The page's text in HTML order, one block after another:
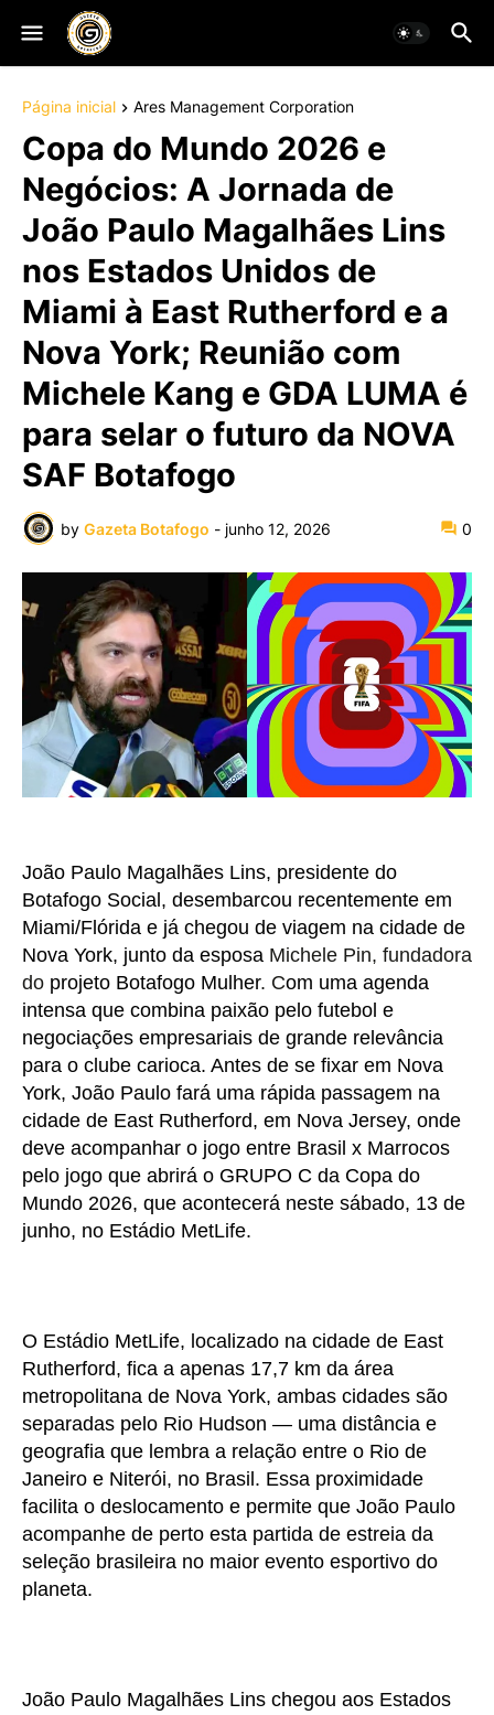
Página inicial Ares Management Corporation
Copa do Mundo 2026 e
Negócios: A Jornada de
João Paulo Magalhães Lins
nos Estados Unidos de
Miami à East Rutherford e a
Nova York; Reunião com
Michele Kang e GDA LUMA é
para selar o futuro da NOVA
SAF Botafogo
by Gazeta Botafogo - junho 12, 2026 0
João Paulo Magalhães Lins, presidente do
Botafogo Social, desembarcou recentemente em
Miami/Flórida e já chegou de viagem na cidade de
Nova York, junto da esposa Michele Pin, fundadora
do projeto Botafogo Mulher. Com uma agenda
intensa que combina paixão pelo futebol e
negociações empresariais de grande relevância
para o clube carioca. Antes de se fixar em Nova
York, João Paulo fará uma rápida passagem na
cidade de East Rutherford, em Nova Jersey, onde
deve acompanhar o jogo entre Brasil x Marrocos
pelo jogo que abrirá o GRUPO C da Copa do
Mundo 2026, que acontecerá neste sábado, 13 de
junho, no Estádio MetLife.
O Estádio MetLife, localizado na cidade de East
Rutherford, fica a apenas 17,7 km da área
metropolitana de Nova York, ambas cidades são
separadas pelo Rio Hudson — uma distância e
geografia que lembra a relação entre o Rio de
Janeiro e Niterói, no Brasil. Essa proximidade
facilita o deslocamento e permite que João Paulo
acompanhe de perto esta partida de estreia da
seleção brasileira no maior evento esportivo do
planeta.
João Paulo Magalhães Lins chegou aos Estados